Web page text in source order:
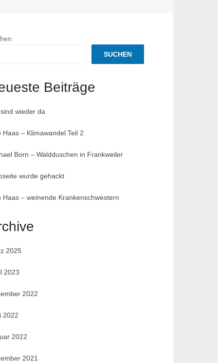
SUCHEN
Beiträge
wieder da
Haas – Klimawandel Teil 2
Born – Waldduschen in Frankweiler
wurde gehackt
Haas – weinende Krankenschwestern
2025
2023
2022
2022
2022
2021